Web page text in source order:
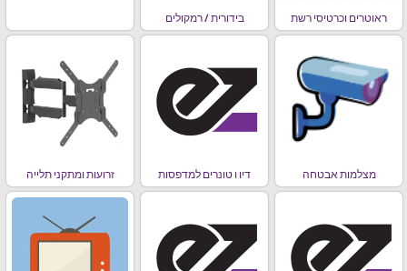
ראוטרים וכרטיסי רשת בידורית / רמקולים
מצלמות אבטחה דיו ו טונרים למדפסות זרועות ומתקני תלייה